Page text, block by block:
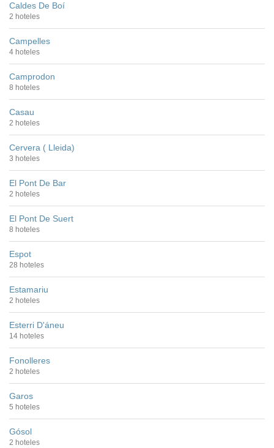
Caldes De Boí
2 hoteles
Campelles
4 hoteles
Camprodon
8 hoteles
Casau
2 hoteles
Cervera ( Lleida)
3 hoteles
El Pont De Bar
2 hoteles
El Pont De Suert
8 hoteles
Espot
28 hoteles
Estamariu
2 hoteles
Esterri D'áneu
14 hoteles
Fonolleres
2 hoteles
Garos
5 hoteles
Gósol
2 hoteles